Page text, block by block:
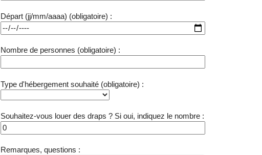
Départ (jj/mm/aaaa) (obligatoire) :
Nombre de personnes (obligatoire) :
Type d'hébergement souhaité (obligatoire) :
Souhaitez-vous louer des draps ? Si oui, indiquez le nombre :
Remarques, questions :